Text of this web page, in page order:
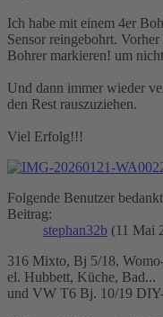
Ich habe mit einem 4er
Sensor reingebohrt.
Bohrer markieren! um
Und dann immer wieder
den Rest rauszuziehen.
Viel Erfolg!!!
Folgende Benutzer
Beitrag:
stephan32b (11 Mai
316 Mixto, Bj 5/18,
el. Hubbett, Küche, Bad...
und VW T6 Bj. 10/19